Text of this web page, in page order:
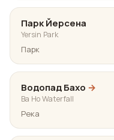
Парк Йерсена
Yersin Park
Парк
Водопад Бахо →
Ba Ho Waterfall
Река